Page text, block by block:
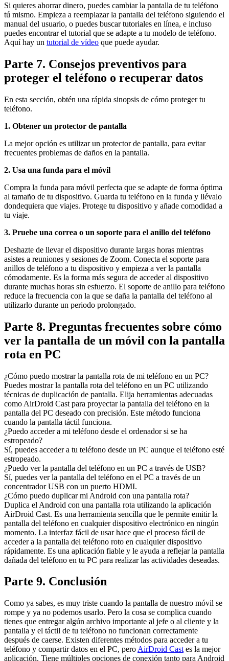
Si quieres ahorrar dinero, puedes cambiar la pantalla de tu teléfono
tú mismo. Empieza a reemplazar la pantalla del teléfono siguiendo el
manual del usuario, o puedes buscar tutoriales en línea, e incluso
puedes encontrar el tutorial que se adapte a tu modelo de teléfono.
Aquí hay un tutorial de vídeo que puede ayudar.
Parte 7. Consejos preventivos para
proteger el teléfono o recuperar datos
En esta sección, obtén una rápida sinopsis de cómo proteger tu
teléfono.
1. Obtener un protector de pantalla
La mejor opción es utilizar un protector de pantalla, para evitar
frecuentes problemas de daños en la pantalla.
2. Usa una funda para el móvil
Compra la funda para móvil perfecta que se adapte de forma óptima
al tamaño de tu dispositivo. Guarda tu teléfono en la funda y llévalo
dondequiera que viajes. Protege tu dispositivo y añade comodidad a
tu viaje.
3. Pruebe una correa o un soporte para el anillo del teléfono
Deshazte de llevar el dispositivo durante largas horas mientras
asistes a reuniones y sesiones de Zoom. Conecta el soporte para
anillos de teléfono a tu dispositivo y empieza a ver la pantalla
cómodamente. Es la forma más segura de acceder al dispositivo
durante muchas horas sin esfuerzo. El soporte de anillo para teléfono
reduce la frecuencia con la que se daña la pantalla del teléfono al
utilizarlo durante un periodo prolongado.
Parte 8. Preguntas frecuentes sobre cómo
ver la pantalla de un móvil con la pantalla
rota en PC
¿Cómo puedo mostrar la pantalla rota de mi teléfono en un PC?
Puedes mostrar la pantalla rota del teléfono en un PC utilizando
técnicas de duplicación de pantalla. Elija herramientas adecuadas
como AirDroid Cast para proyectar la pantalla del teléfono en la
pantalla del PC deseado con precisión. Este método funciona
cuando la pantalla táctil funciona.
¿Puedo acceder a mi teléfono desde el ordenador si se ha
estropeado?
Sí, puedes acceder a tu teléfono desde un PC aunque el teléfono esté
estropeado.
¿Puedo ver la pantalla del teléfono en un PC a través de USB?
Sí, puedes ver la pantalla del teléfono en el PC a través de un
concentrador USB con un puerto HDMI.
¿Cómo puedo duplicar mi Android con una pantalla rota?
Duplica el Android con una pantalla rota utilizando la aplicación
AirDroid Cast. Es una herramienta sencilla que le permite emitir la
pantalla del teléfono en cualquier dispositivo electrónico en ningún
momento. La interfaz fácil de usar hace que el proceso fácil de
acceder a la pantalla del teléfono roto en cualquier dispositivo
rápidamente. Es una aplicación fiable y le ayuda a reflejar la pantalla
dañada del teléfono en tu PC para realizar las actividades deseadas.
Parte 9. Conclusión
Como ya sabes, es muy triste cuando la pantalla de nuestro móvil se
rompe y ya no podemos usarlo. Pero la cosa se complica cuando
tienes que entregar algún archivo importante al jefe o al cliente y la
pantalla y el táctil de tu teléfono no funcionan correctamente
después de caerse. Existen diferentes métodos para acceder a tu
teléfono y compartir datos en el PC, pero AirDroid Cast es la mejor
aplicación. Tiene múltiples opciones de conexión tanto para Android